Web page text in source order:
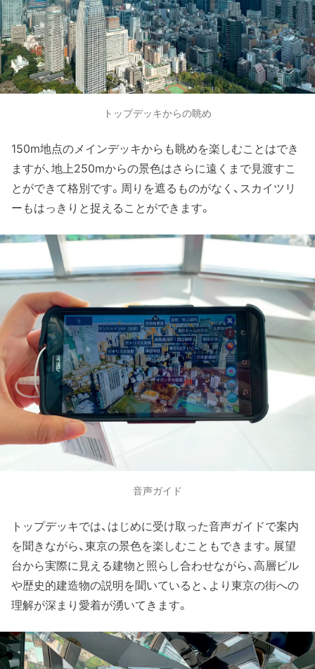
トップデッキからの眺め
150m地点のメインデッキからも眺めを楽しむことはでき
ますが、地上250mからの景色はさらに遠くまで見渡すこ
とができて格別です。周りを遮るものがなく、スカイツリ
ーもはっきりと捉えることができます。
音声ガイド
トップデッキでは、はじめに受け取った音声ガイドで案内
を聞きながら、東京の景色を楽しむこともできます。展望
台から実際に見える建物と照らし合わせながら、高層ビル
や歴史的建造物の説明を聞いていると、より東京の街への
理解が深まり愛着が湧いてきます。